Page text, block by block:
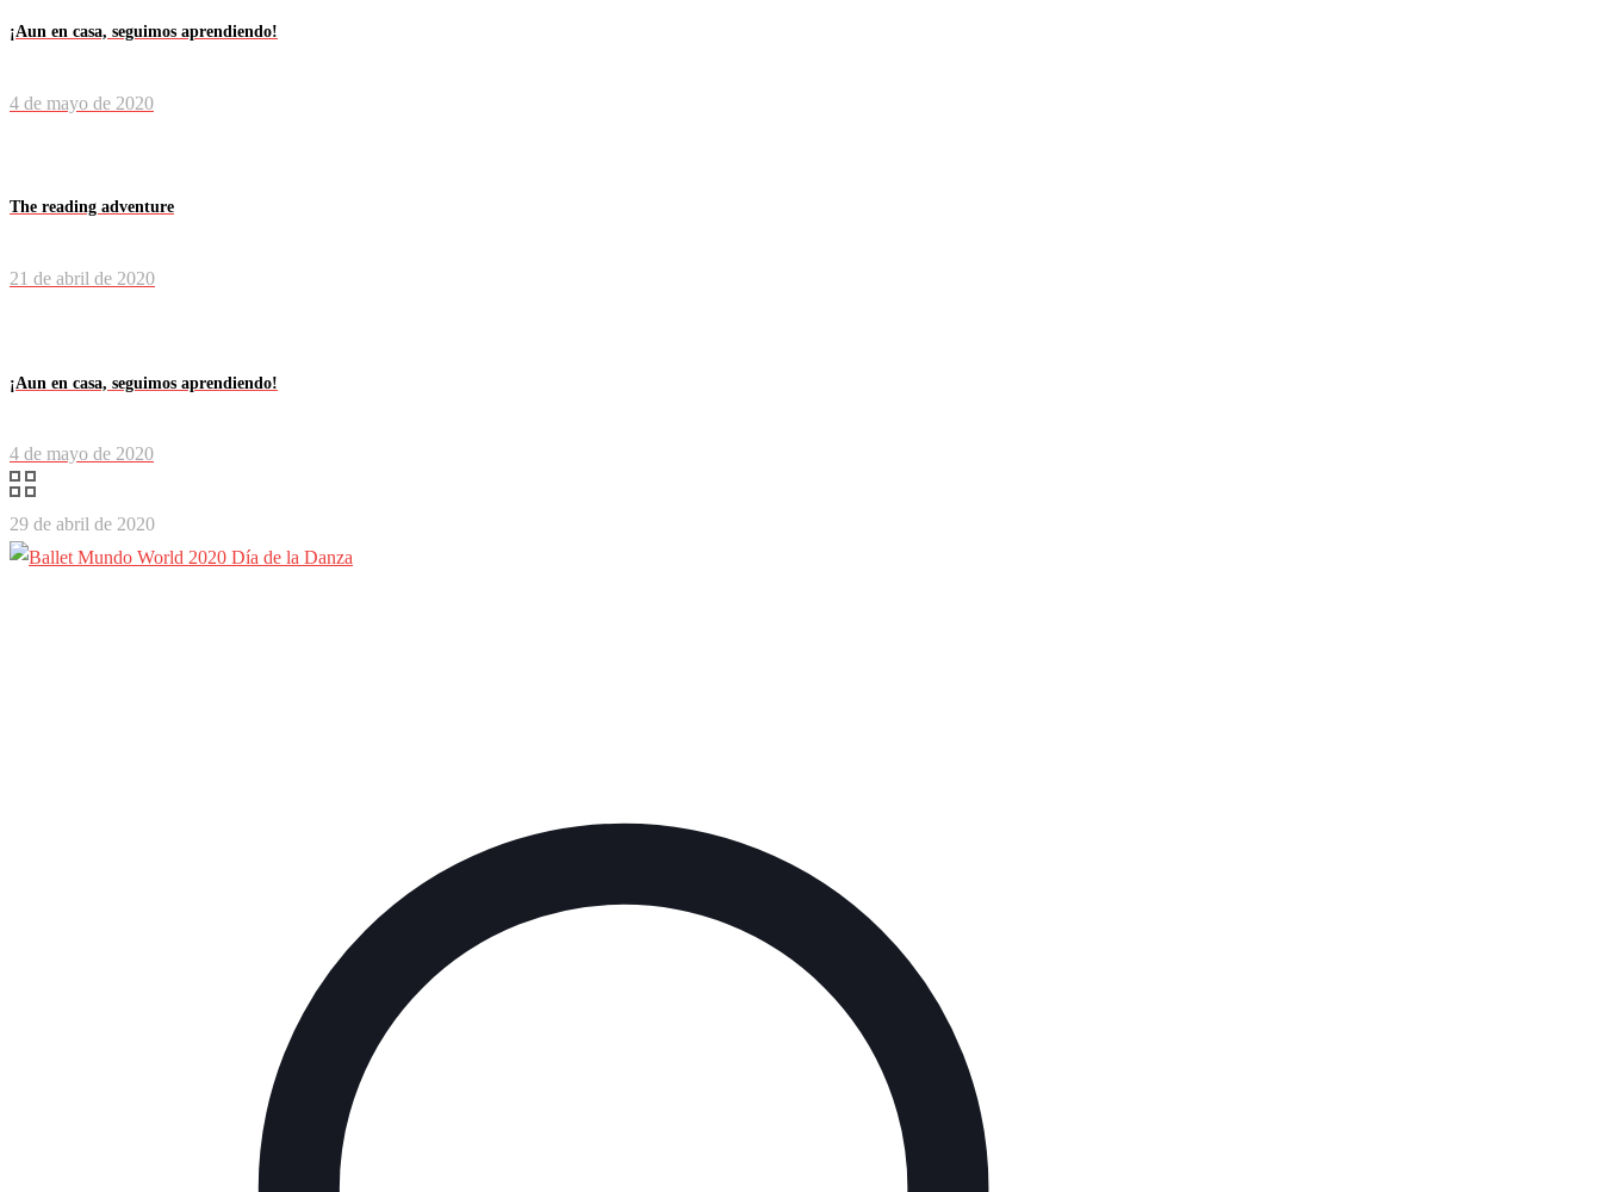
¡Aun en casa, seguimos aprendiendo!
4 de mayo de 2020
The reading adventure
21 de abril de 2020
¡Aun en casa, seguimos aprendiendo!
4 de mayo de 2020
29 de abril de 2020